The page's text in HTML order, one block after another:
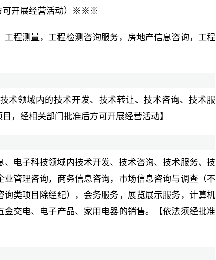
可开展经营活动）※※※
工程测量，工程检测咨询服务，房地产信息咨询，工程
术领域内的技术开发、技术转让、技术咨询、技术服
，经相关部门批准后方可开展经营活动】
、电子科技领域内技术开发、技术咨询、技术服务、技
管理咨询，商务信息咨询，市场信息咨询与调查（不
类项目除经纪），会务服务，展览展示服务，计算机
交电、电子产品、家用电器的销售。【依法须经批准